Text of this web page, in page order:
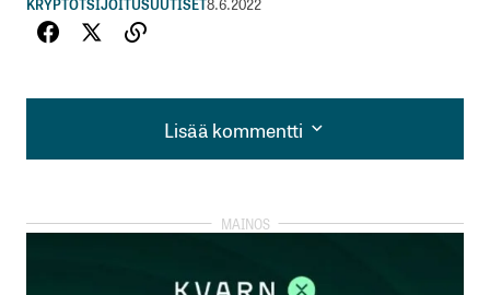
Lisää kommentti
Lisää kommentti
kirjautua
rekisteröityä